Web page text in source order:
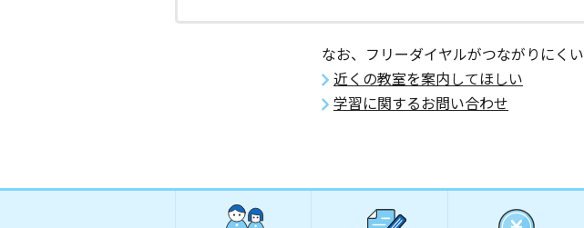
なお、フリーダイヤルがつながりにく
近くの教室を案内してほしい
学習に関するお問い合わせ